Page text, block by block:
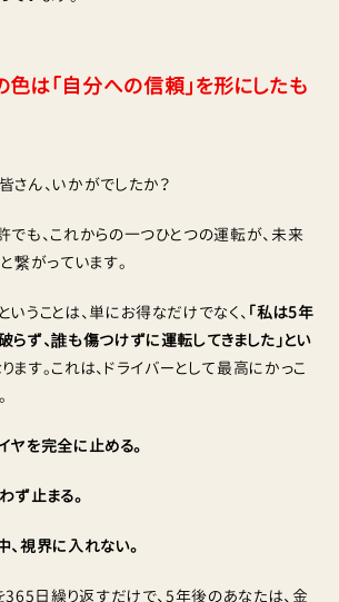
色は「自分への信頼」を形にしたも
さん、いかがでしたか？
でも、これからの一つひとつの運転が、未来
繋がっています。
うことは、単にお得なだけでなく、 「私は5年
らず、誰も傷つけずに運転してきました」とい
ます。これは、ドライバーとして最高にかっこ
ヤを完全に止める。
ず止まる。
、視界に入れない。
365日繰り返すだけで、5年後のあなたは、金